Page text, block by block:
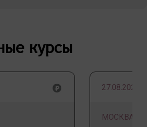
курсы
27.08.2026
МОСКВА